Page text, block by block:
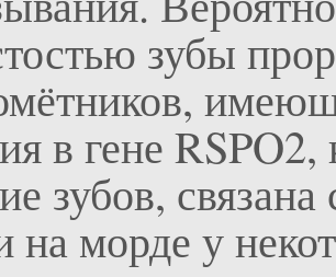
зубы
в гене RSPO2,
зубов,
на морде у